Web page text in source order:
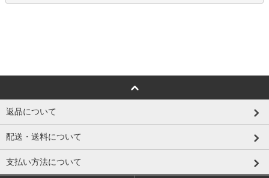
返品について
配送・送料について
支払い方法について